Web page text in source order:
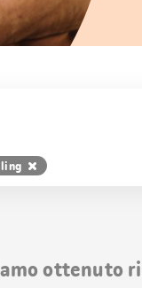
ottenuto